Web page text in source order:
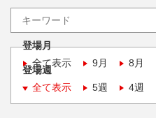
登場月
全て表示
9月 8月
登場週
全て表示
5週 4週